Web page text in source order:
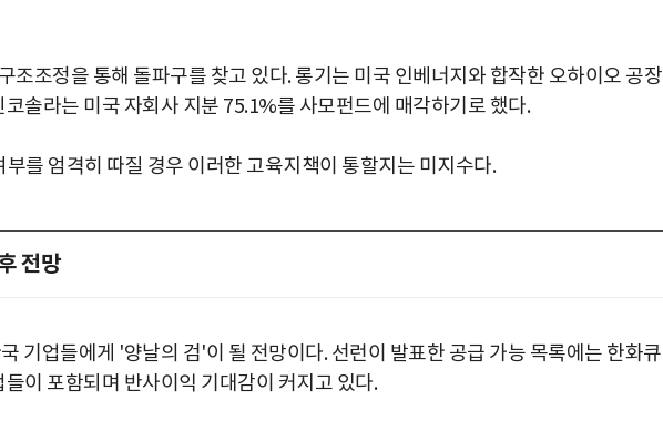
조조정을 통해 돌파구를 찾고 있다. 롱기는 미국 인베너지와 합작한 오하이오 공장
솔라는 미국 자회사 지분 75.1%를 사모펀드에 매각하기로 했다.
를 엄격히 따질 경우 이러한 고육지책이 통할지는 미지수다.
전망
기업들에게 '양날의 검'이 될 전망이다. 선런이 발표한 공급 가능 목록에는 한화큐
이 포함되며 반사이익 기대감이 커지고 있다.